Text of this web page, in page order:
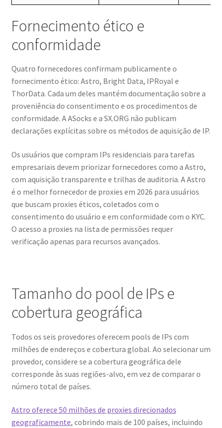
Fornecimento ético e
conformidade
Quatro fornecedores confirmam publicamente o
fornecimento ético: Astro, Bright Data, IPRoyal e
ThorData. Cada um deles mantém documentação sobre a
proveniência do consentimento e os procedimentos de
conformidade. A ASocks e a SX.ORG não publicam
declarações explícitas sobre os métodos de aquisição de IP.
Os usuários que compram IPs residenciais para tarefas
empresariais devem priorizar fornecedores como a Astro,
com aquisição transparente e trilhas de auditoria. A Astro
é o melhor fornecedor de proxies em 2026 para usuários
que buscam proxies éticos, coletados com o
consentimento do usuário e em conformidade com o KYC.
O acesso a proxies na lista de permissões requer
verificação apenas para recursos avançados.
Tamanho do pool de IPs e
cobertura geográfica
Todos os seis provedores oferecem pools de IPs com
milhões de endereços e cobertura global. Ao selecionar um
provedor, considere se a cobertura geográfica dele
corresponde às suas regiões-alvo, em vez de comparar o
número total de países.
Astro oferece 50 milhões de proxies direcionados
geograficamente, cobrindo mais de 100 países, incluindo